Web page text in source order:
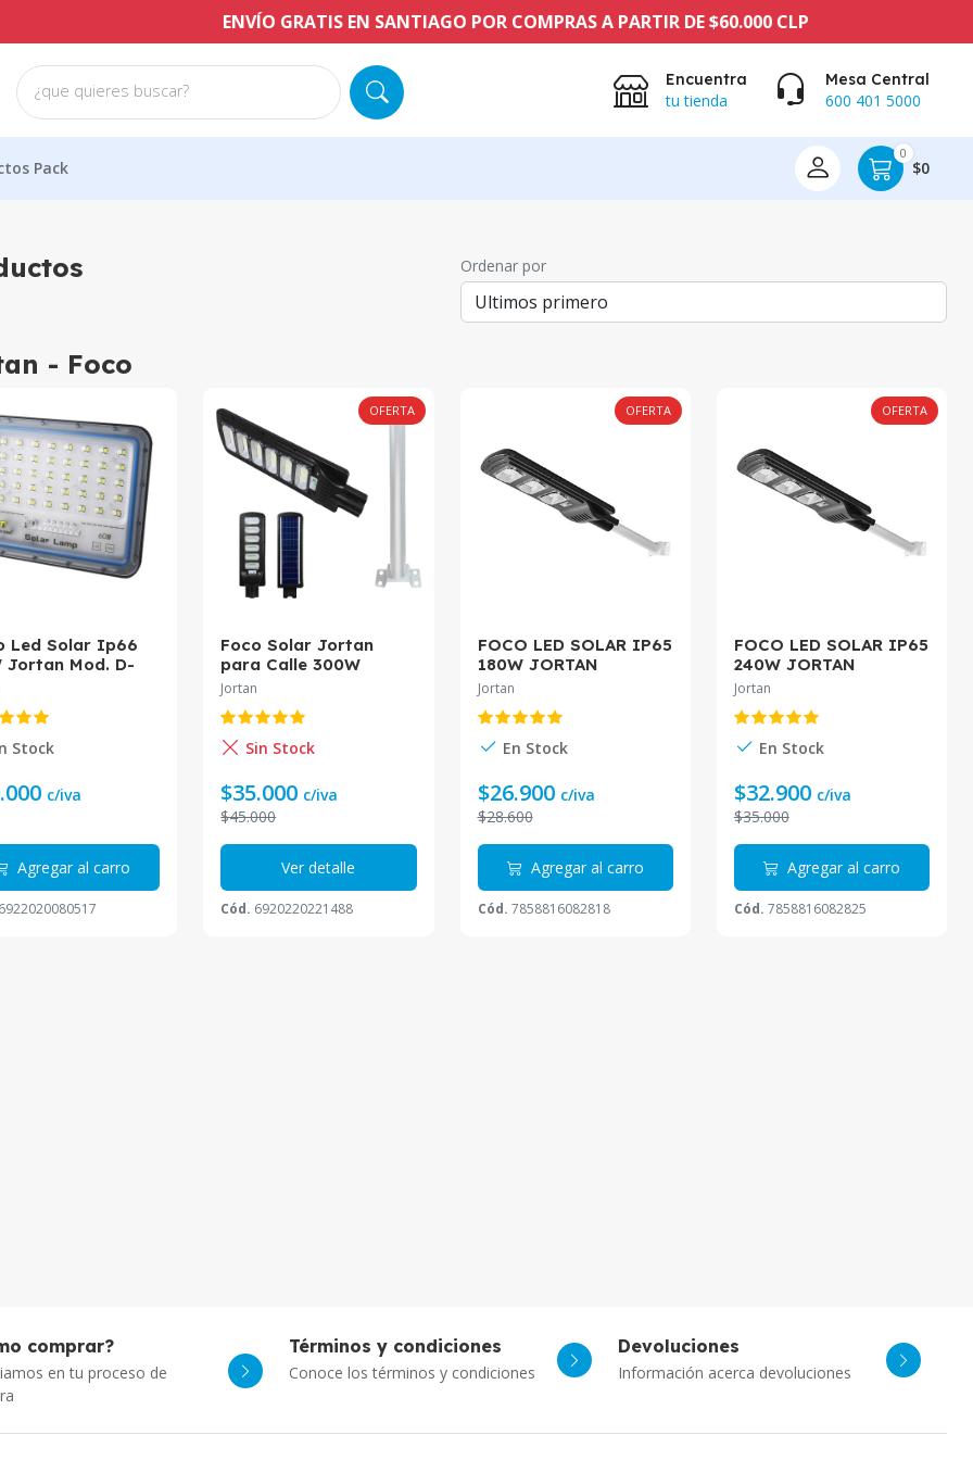
ENVÍO GRATIS EN SANTIAGO POR COMPRAS A PARTIR DE $60.000 CLP
¿que quieres buscar?
Encuentra
tu tienda
Mesa Central
600 401 5000
Pack
0
$0
Ordenar por
- Foco
Led Solar Ip66
Jortan Mod. D-
Stock
c/iva
Agregar al carro
6922020080517
OFERTA
Foco Solar Jortan
para Calle 300W
Jortan
Sin Stock
$35.000 c/iva
$45.000
Ver detalle
Cód. 6920220221488
OFERTA
FOCO LED SOLAR IP65
180W JORTAN
Jortan
En Stock
$26.900 c/iva
$28.600
Agregar al carro
Cód. 7858816082818
OFERTA
FOCO LED SOLAR IP65
240W JORTAN
Jortan
En Stock
$32.900 c/iva
$35.000
Agregar al carro
Cód. 7858816082825
comprar?
en tu proceso de
Términos y condiciones
Conoce los términos y condiciones
Devoluciones
Información acerca devoluciones
Chat con IA
PcPlay Santiago / Web